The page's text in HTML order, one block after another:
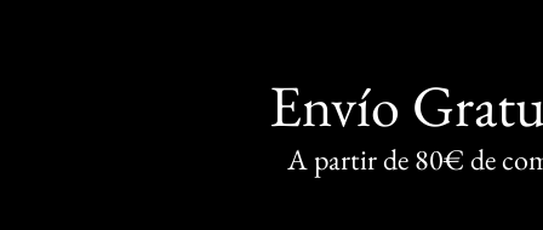
Envío
A partir de 80€ de